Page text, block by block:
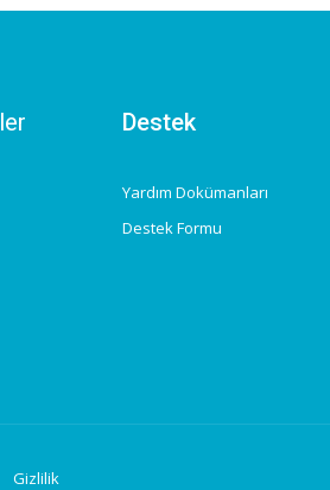
Destek
Yardım Dokümanları
Destek Formu
Gizlilik